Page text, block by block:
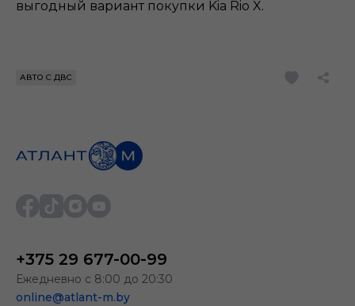
выгодный вариант покупки Kia Rio X.
АВТО С ДВС
+375 29 677-00-99
Ежедневно с 8:00 до 20:30
online@atlant-m.by